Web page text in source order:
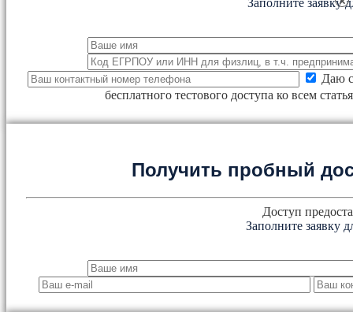
Заполните заявку
Даю
бесплатного тестового доступа ко всем
Получить пробный
Доступ
Заполните заявку